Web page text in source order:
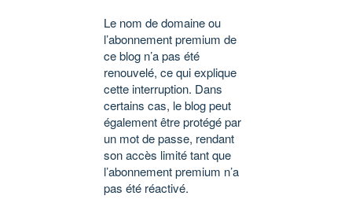
Le nom de domaine ou
l’abonnement premium de
ce blog n’a pas été
renouvelé, ce qui explique
cette interruption. Dans
certains cas, le blog peut
également être protégé par
un mot de passe, rendant
son accès limité tant que
l’abonnement premium n’a
pas été réactivé.